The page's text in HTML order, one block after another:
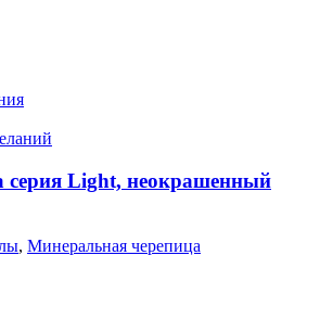
серия Light, неокрашенный
, Минеральная черепица